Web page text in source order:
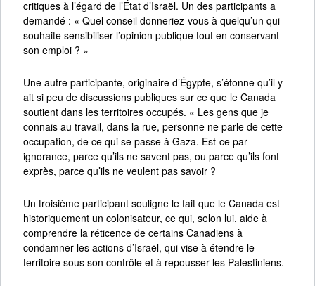
critiques à l’égard de l’État d’Israël. Un des participants a
demandé : « Quel conseil donneriez-vous à quelqu’un qui
souhaite sensibiliser l’opinion publique tout en conservant
son emploi ? »
Une autre participante, originaire d’Égypte, s’étonne qu’il y
ait si peu de discussions publiques sur ce que le Canada
soutient dans les territoires occupés. « Les gens que je
connais au travail, dans la rue, personne ne parle de cette
occupation, de ce qui se passe à Gaza. Est-ce par
ignorance, parce qu’ils ne savent pas, ou parce qu’ils font
exprès, parce qu’ils ne veulent pas savoir ?
Un troisième participant souligne le fait que le Canada est
historiquement un colonisateur, ce qui, selon lui, aide à
comprendre la réticence de certains Canadiens à
condamner les actions d’Israël, qui vise à étendre le
territoire sous son contrôle et à repousser les Palestiniens.